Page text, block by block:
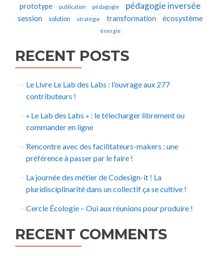
prototype publication pédagogie pédagogie inversée
session solution stratégie transformation écosystème
énergie
RECENT POSTS
Le Livre Le Lab des Labs : l’ouvrage aux 277
contributeurs !
« Le Lab des Labs » : le télecharger librement ou
commander en ligne
Rencontre avec des facilitateurs-makers : une
préférence à passer par le faire !
La journée des métier de Codesign-it ! La
pluridisciplinarité dans un collectif ça se cultive !
Cercle Écologie – Oui aux réunions pour produire !
RECENT COMMENTS